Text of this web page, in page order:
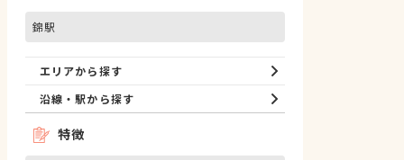
錦駅
エリアから探す
沿線・駅から探す
特徴